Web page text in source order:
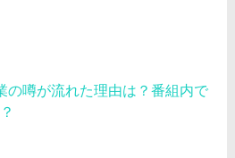
の噂が流れた理由は？番組内で